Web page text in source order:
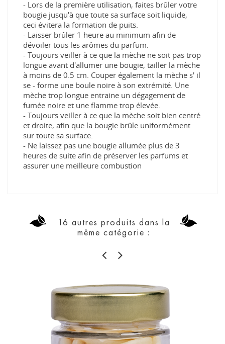
- Lors de la première utilisation, faites brûler votre
bougie jusqu'à que toute sa surface soit liquide,
ceci évitera la formation de puits.
- Laisser brûler 1 heure au minimum afin de
dévoiler tous les arômes du parfum.
- Toujours veiller à ce que la mèche ne soit pas trop
longue avant d'allumer une bougie, tailler la mèche
à moins de 0.5 cm. Couper également la mèche s' il
se - forme une boule noire à son extrémité. Une
mèche trop longue entraine un dégagement de
fumée noire et une flamme trop élevée.
- Toujours veiller à ce que la mèche soit bien centré
et droite, afin que la bougie brûle uniformément
sur toute sa surface.
- Ne laissez pas une bougie allumée plus de 3
heures de suite afin de préserver les parfums et
assurer une meilleure combustion
16 autres produits dans la
même catégorie :